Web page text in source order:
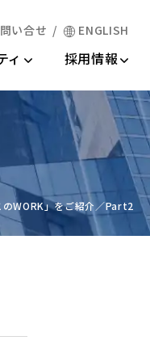
い合せ ENGLISH
ィ 採用情報
のWORK」をご紹介／Part2